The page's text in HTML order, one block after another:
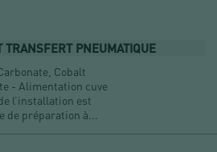
TRANSFERT PNEUMATIQUE
Cobalt
- Alimentation cuve
l’installation est
de préparation à...